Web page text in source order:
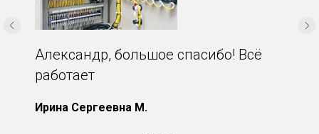
Александр, большое спасибо! Всё
работает
Ирина Сергеевна М.